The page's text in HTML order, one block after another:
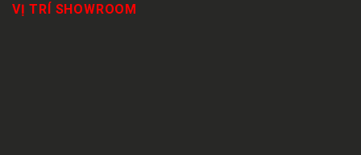
VỊ TRÍ SHOWROOM